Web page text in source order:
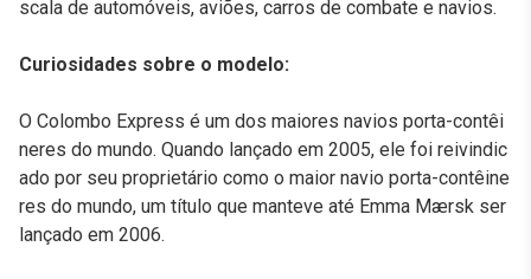
scala de automóveis, aviões, carros de combate e navios.
Curiosidades sobre o modelo:
O Colombo Express é um dos maiores navios porta-contêi
neres do mundo. Quando lançado em 2005, ele foi reivindic
ado por seu proprietário como o maior navio porta-contêine
res do mundo, um título que manteve até Emma Mærsk ser
lançado em 2006.